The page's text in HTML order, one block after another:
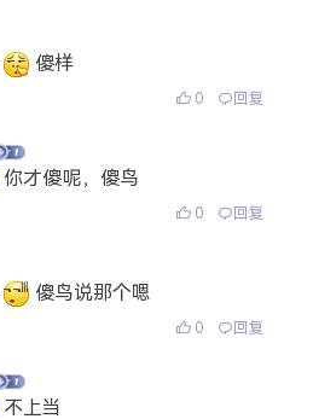
傻样
0 回复
你才傻呢，傻鸟
0 回复
傻鸟说那个嗯
0 回复
不上当